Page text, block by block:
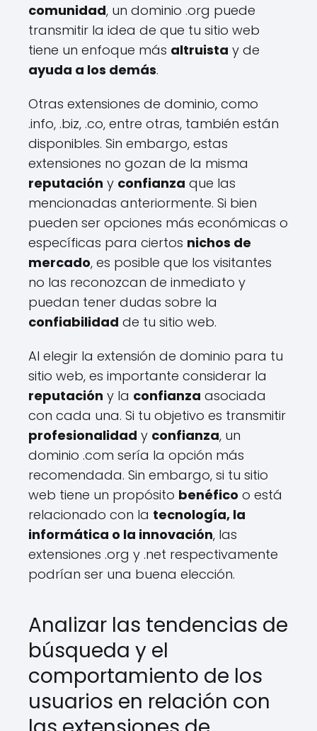
comunidad, un dominio .org puede
transmitir la idea de que tu sitio web
tiene un enfoque más altruista y de
ayuda a los demás.
Otras extensiones de dominio, como
.info, .biz, .co, entre otras, también están
disponibles. Sin embargo, estas
extensiones no gozan de la misma
reputación y confianza que las
mencionadas anteriormente. Si bien
pueden ser opciones más económicas o
específicas para ciertos nichos de
mercado, es posible que los visitantes
no las reconozcan de inmediato y
puedan tener dudas sobre la
confiabilidad de tu sitio web.
Al elegir la extensión de dominio para tu
sitio web, es importante considerar la
reputación y la confianza asociada
con cada una. Si tu objetivo es transmitir
profesionalidad y confianza, un
dominio .com sería la opción más
recomendada. Sin embargo, si tu sitio
web tiene un propósito benéfico o está
relacionado con la tecnología, la
informática o la innovación, las
extensiones .org y .net respectivamente
podrían ser una buena elección.
Analizar las tendencias de
búsqueda y el
comportamiento de los
usuarios en relación con